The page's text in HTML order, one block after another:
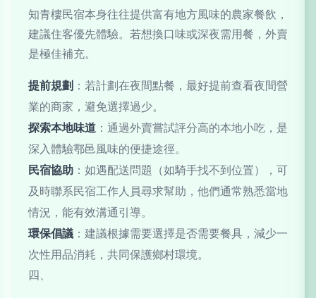
知青樓民宿本身往往提供富有地方風味的農家餐飲，
建議住客優先體驗。若想換口味或深夜需用餐，外賣
是極佳補充。
提前規劃 ：若計劃在夜間點餐，最好提前查看夜間營
業的商家，避免選擇過少。
探索本地味道 ：通過外賣嘗試評分高的本地小吃，是
深入體驗鄠邑風味的便捷途徑。
民宿協助 ：如遇配送問題（如騎手找不到位置），可
及時聯系民宿工作人員尋求幫助，他們通常熟悉當地
情況，能有效溝通引導。
環保倡議 ：建議根據需要選擇是否需要餐具，減少一
次性用品消耗，共同保護鄉村環境。
四、